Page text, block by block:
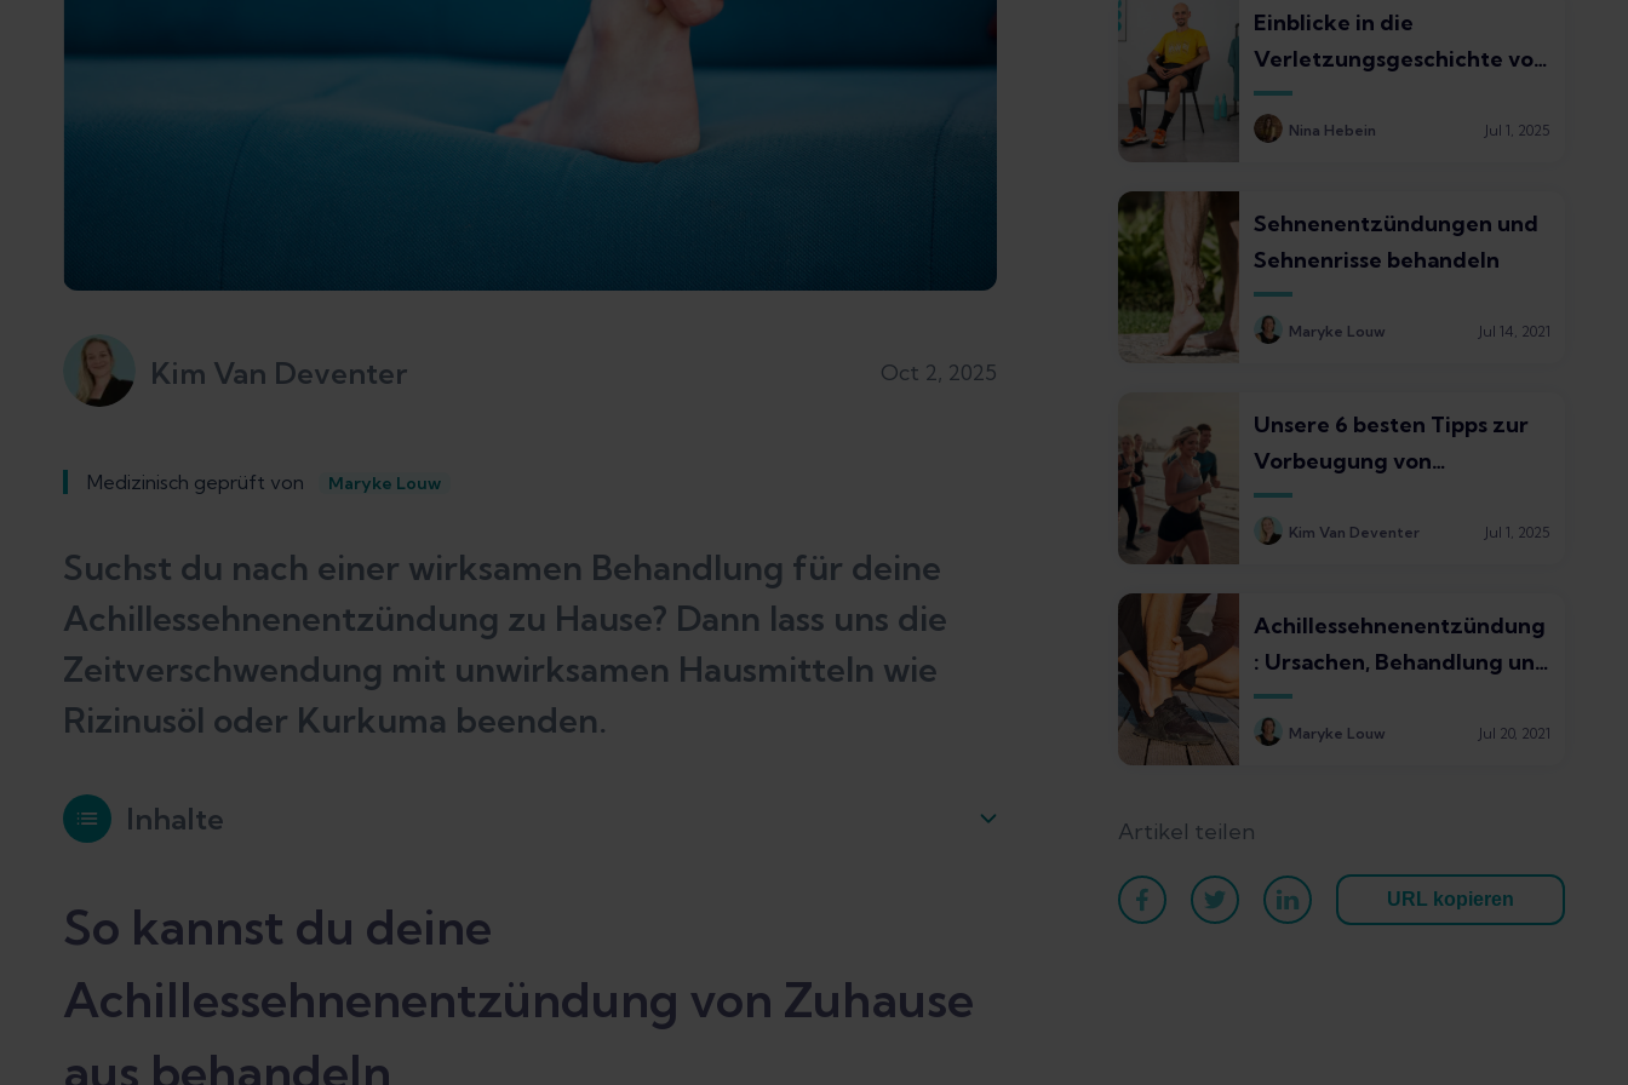
Kim Van Deventer Oct 2, 2025
Medizinisch geprüft von Maryke Louw
Suchst du nach einer wirksamen Behandlung für deine
Achillessehnenentzündung zu Hause? Dann lass uns die
Zeitverschwendung mit unwirksamen Hausmitteln wie
Rizinusöl oder Kurkuma beenden.
Inhalte
So kannst du deine Achillessehnenentzündung von Zuhause aus behandeln
1. Ruhe – aber nicht zu viel
So kannst du deine
Achillessehnenentzündung von Zuhause
aus behandeln
Einblicke in die
Verletzungsgeschichte von
Marathon-Olympionik
Hendrik Pfeiffer
Nina Hebein Jul 1, 2025
Sehnenentzündungen und
Sehnenrisse behandeln
Maryke Louw Jul 14, 2021
Unsere 6 besten Tipps zur
Vorbeugung von
Achillessehnenentzündung
bei Läufern
Kim Van Deventer Jul 1, 2025
Achillessehnenentzündung
: Ursachen, Behandlung und
Vorbeugung
Maryke Louw Jul 20, 2021
Artikel teilen
URL kopieren